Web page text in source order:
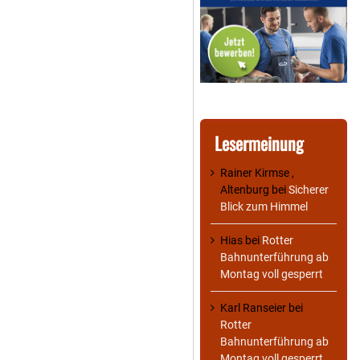
Lesermeinung
Rainer Kirmse ,
Altenburg beiSicherer
Blick zum Himmel
Hias bei Rotter
Bahnunterführung ab
Montag voll gesperrt
Karl Ranseier bei
Rotter
Bahnunterführung ab